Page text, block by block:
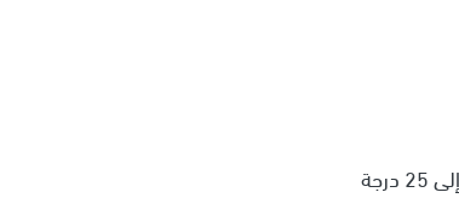
وفي المركز الخامس، جاءت جزيرة مايوركا في إسبانيا، تسجل الجزيرة متوسط درجات حرارة يصل إلى 25 درجة